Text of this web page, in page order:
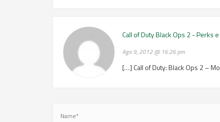
Call of Duty Black Ops 2 - Perks
Ago 9, 2012 @ 16:26 pm
[…] Call of Duty: Black Ops 2 –